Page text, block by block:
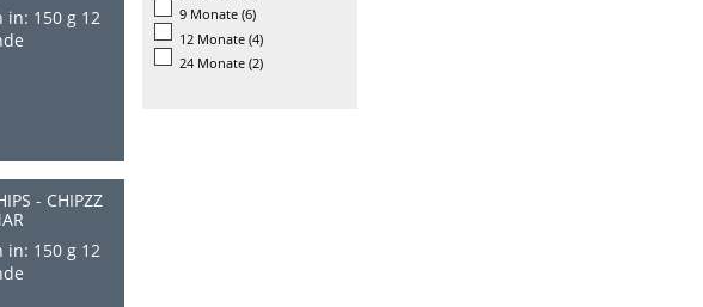
150 g 12
- CHIPZZ
150 g 12
9 Monate (6)
12 Monate (4)
24 Monate (2)